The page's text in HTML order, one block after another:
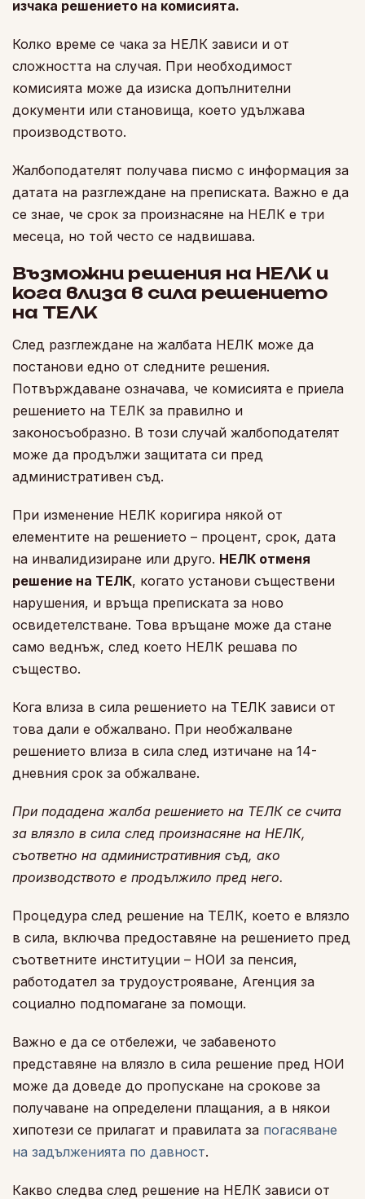
изчака решението на комисията.
Колко време се чака за НЕЛК зависи и от
сложността на случая. При необходимост
комисията може да изиска допълнителни
документи или становища, което удължава
производството.
Жалбоподателят получава писмо с информация за
датата на разглеждане на преписката. Важно е да
се знае, че срок за произнасяне на НЕЛК е три
месеца, но той често се надвишава.
Възможни решения на НЕЛК и
кога влиза в сила решението
на ТЕЛК
След разглеждане на жалбата НЕЛК може да
постанови едно от следните решения.
Потвърждаване означава, че комисията е приела
решението на ТЕЛК за правилно и
законосъобразно. В този случай жалбоподателят
може да продължи защитата си пред
административен съд.
При изменение НЕЛК коригира някой от
елементите на решението – процент, срок, дата
на инвалидизиране или друго. НЕЛК отменя
решение на ТЕЛК, когато установи съществени
нарушения, и връща преписката за ново
освидетелстване. Това връщане може да стане
само веднъж, след което НЕЛК решава по
същество.
Кога влиза в сила решението на ТЕЛК зависи от
това дали е обжалвано. При необжалване
решението влиза в сила след изтичане на 14-
дневния срок за обжалване.
При подадена жалба решението на ТЕЛК се счита
за влязло в сила след произнасяне на НЕЛК,
съответно на административния съд, ако
производството е продължило пред него.
Процедура след решение на ТЕЛК, което е влязло
в сила, включва предоставяне на решението пред
съответните институции – НОИ за пенсия,
работодател за трудоустрояване, Агенция за
социално подпомагане за помощи.
Важно е да се отбележи, че забавеното
представяне на влязло в сила решение пред НОИ
може да доведе до пропускане на срокове за
получаване на определени плащания, а в някои
хипотези се прилагат и правилата за погасяване
на задълженията по давност.
Какво следва след решение на НЕЛК зависи от